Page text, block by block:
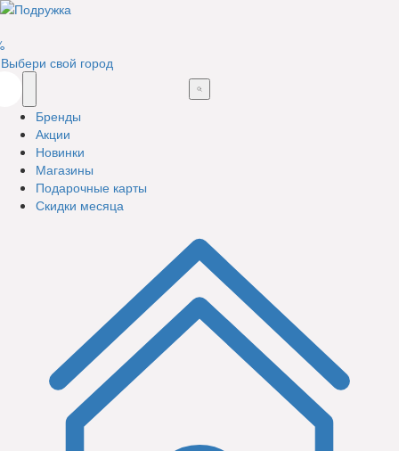
Выбери свой город
Бренды
Акции
Новинки
Магазины
Подарочные карты
Скидки месяца